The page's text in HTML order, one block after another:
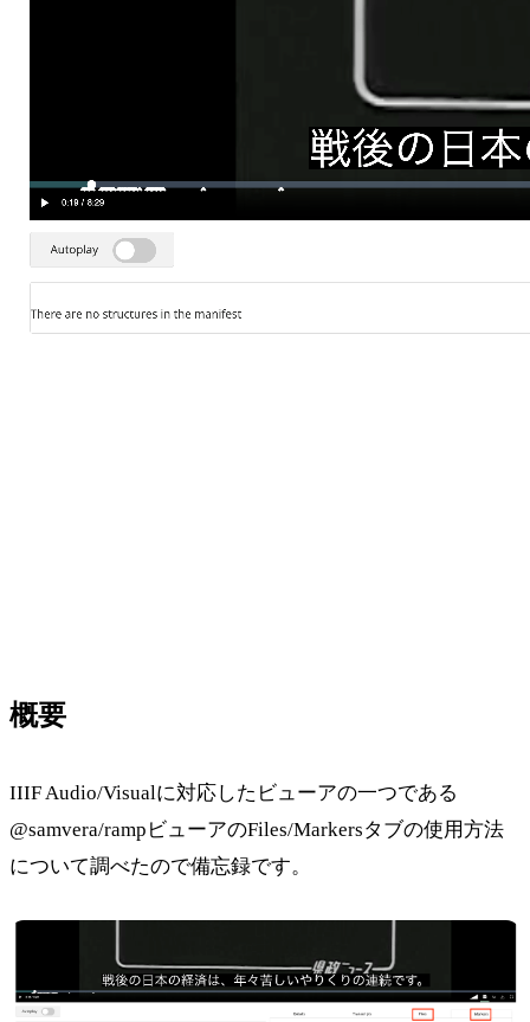
概要
IIIF Audio/Visualに対応したビューアの一つである
@samvera/rampビューアのFiles/Markersタブの使用方法
について調べたので備忘録です。